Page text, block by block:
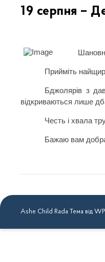
19 серпня –
Прийміть
Бджолярів з
відкриваються лише
Честь і хвала
Бажаю вам
Ashe Child Rada Тема від